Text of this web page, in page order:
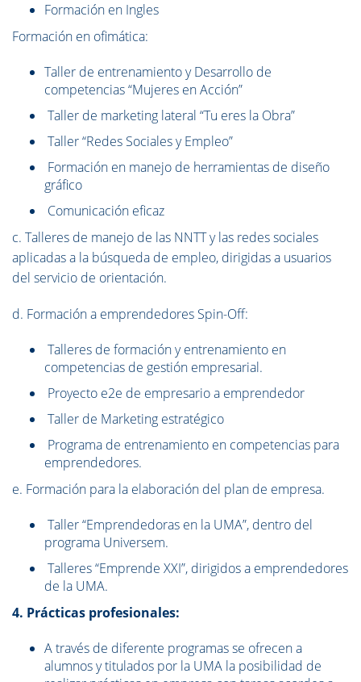
Formación en Ingles
Formación en ofimática:
Taller de entrenamiento y Desarrollo de
competencias “Mujeres en Acción”
Taller de marketing lateral “Tu eres la Obra”
Taller “Redes Sociales y Empleo”
Formación en manejo de herramientas de diseño
gráfico
Comunicación eficaz
c. Talleres de manejo de las NNTT y las redes sociales
aplicadas a la búsqueda de empleo, dirigidas a usuarios
del servicio de orientación.
d. Formación a emprendedores Spin-Off:
Talleres de formación y entrenamiento en
competencias de gestión empresarial.
Proyecto e2e de empresario a emprendedor
Taller de Marketing estratégico
Programa de entrenamiento en competencias para
emprendedores.
e. Formación para la elaboración del plan de empresa.
Taller “Emprendedoras en la UMA”, dentro del
programa Universem.
Talleres “Emprende XXI”, dirigidos a emprendedores
de la UMA.
4. Prácticas profesionales:
A través de diferente programas se ofrecen a
alumnos y titulados por la UMA la posibilidad de